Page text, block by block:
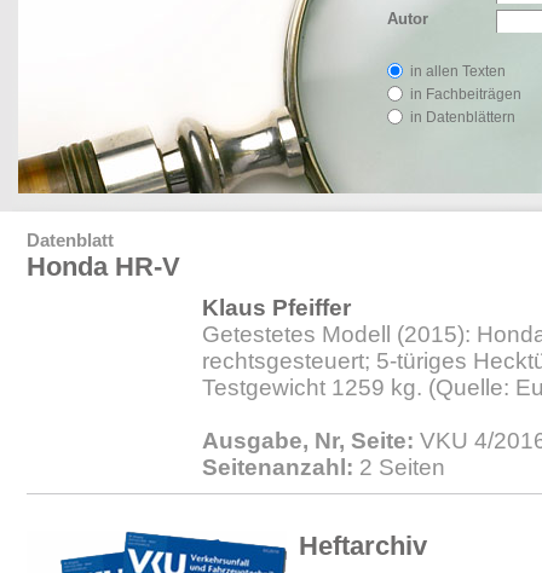
Autor
in allen Texten
in Fachbeiträgen
in Datenblättern
Datenblatt
Honda HR-V
Klaus Pfeiffer
Getestetes Modell (2015):
rechtsgesteuert; 5-türiges
Testgewicht 1259 kg. (Quelle:
Ausgabe, Nr, Seite: VKU 4/
Seitenanzahl: 2 Seiten
Heftarchiv